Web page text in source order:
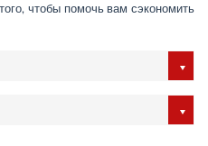
чтобы помочь вам сэкономить